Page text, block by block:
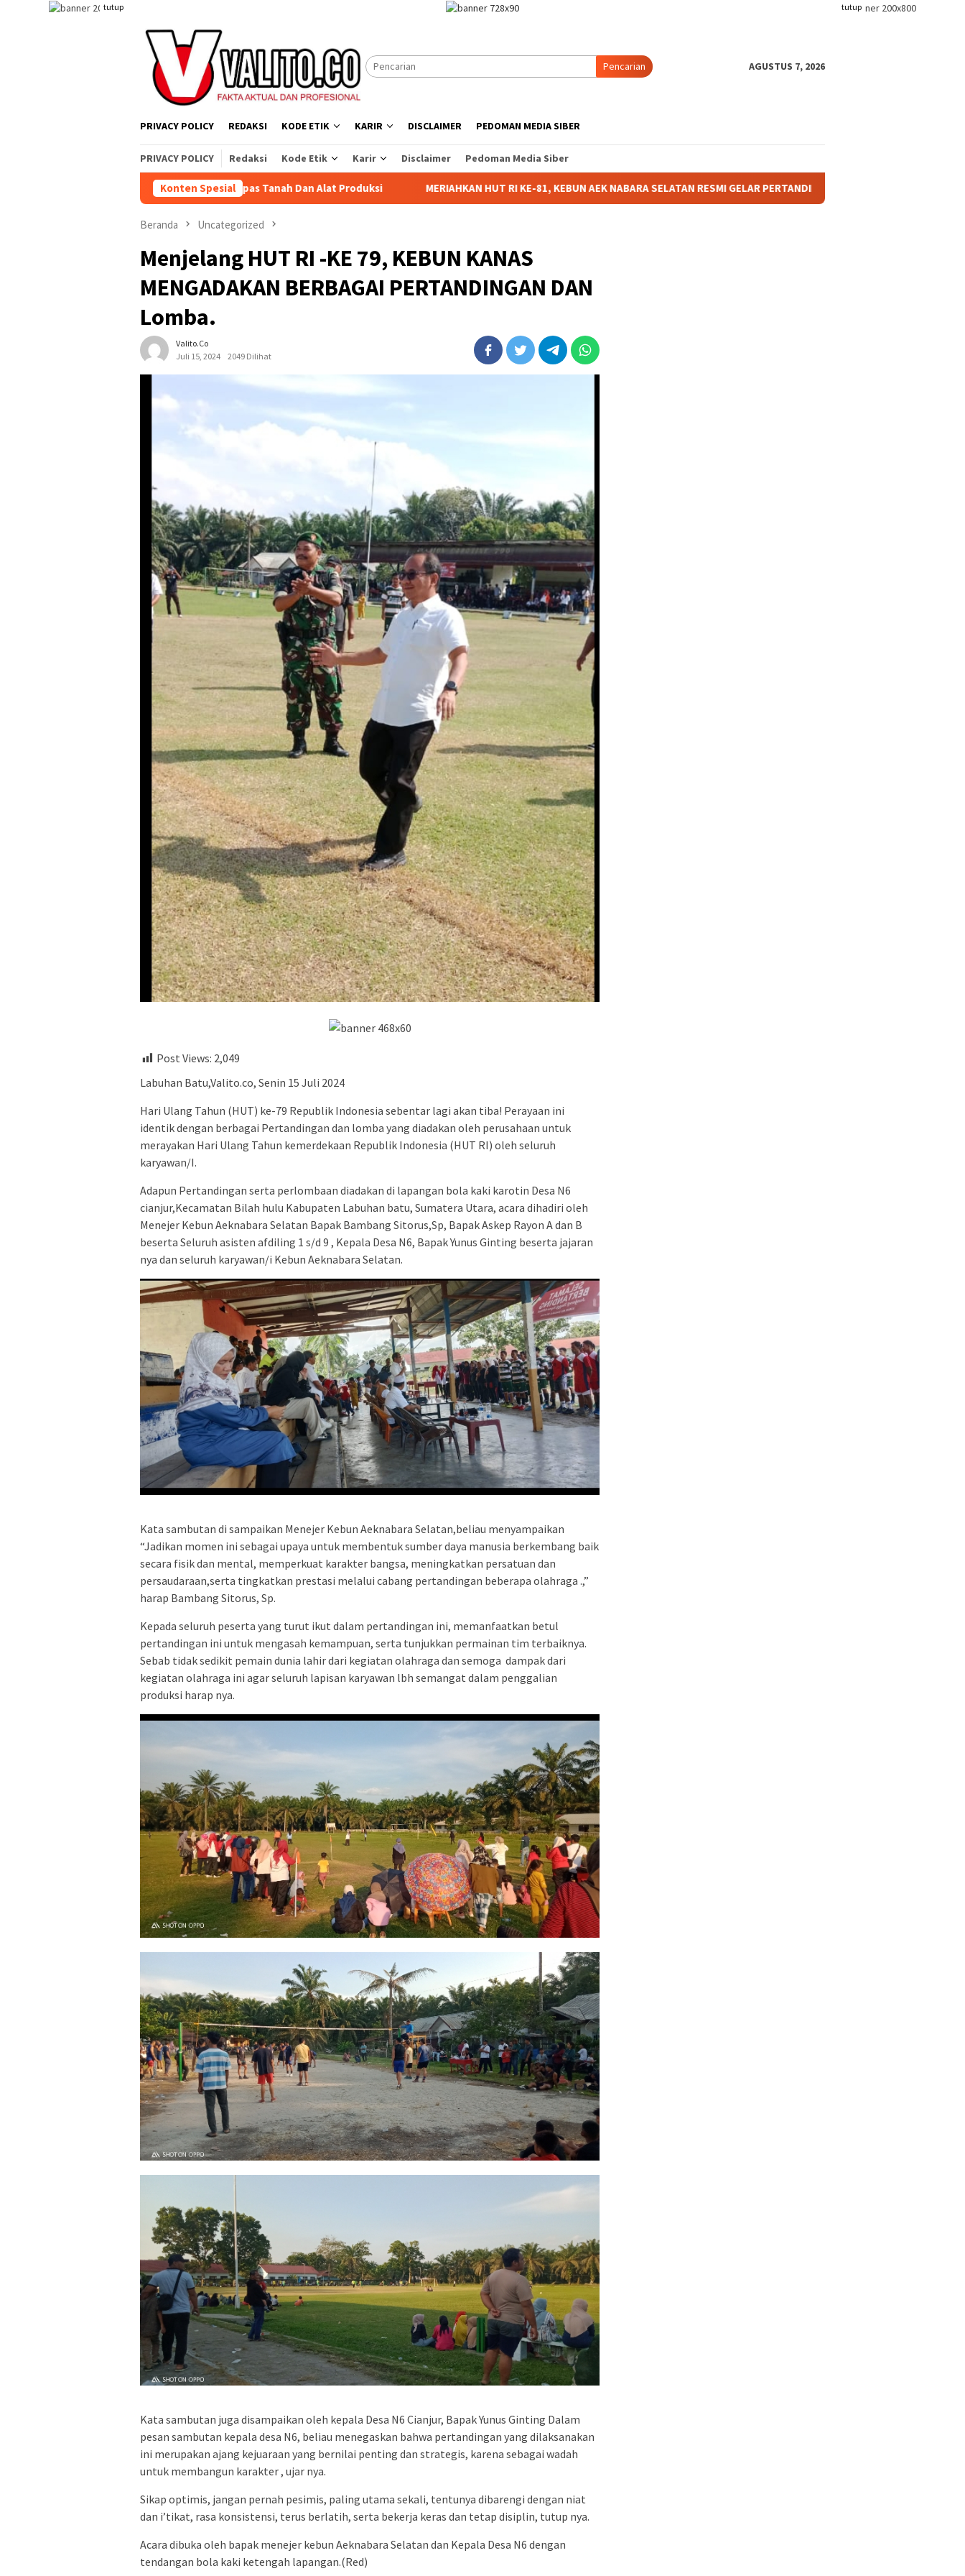
tutup tutup
Pencarian AGUSTUS 7, 2026
PRIVACY POLICY REDAKSI KODE ETIK KARIR DISCLAIMER PEDOMAN MEDIA SIBER
PRIVACY POLICY Redaksi Kode Etik Karir Disclaimer Pedoman Media Siber
Konten Spesial
Sistem yang Merampas Tanah Dan Alat Produksi MERIAHKAN HUT RI KE-81, KEBUN AEK NABARA SELATAN RESMI GELAR PERTANDINGAN OLAHRAGA ANTAR BAGIAN DAN AFDELING
Beranda Uncategorized
Menjelang HUT RI -KE 79, KEBUN KANAS
MENGADAKAN BERBAGAI PERTANDINGAN DAN
Lomba.
Valito.co
Juli 15, 2024
2049 Dilihat
Post Views: 2,049
Labuhan Batu,Valito.co, Senin 15 Juli 2024
Hari Ulang Tahun (HUT) ke-79 Republik Indonesia sebentar lagi akan tiba! Perayaan ini
identik dengan berbagai Pertandingan dan lomba yang diadakan oleh perusahaan untuk
merayakan Hari Ulang Tahun kemerdekaan Republik Indonesia (HUT RI) oleh seluruh
karyawan/I.
Adapun Pertandingan serta perlombaan diadakan di lapangan bola kaki karotin Desa N6
cianjur,Kecamatan Bilah hulu Kabupaten Labuhan batu, Sumatera Utara, acara dihadiri oleh
Menejer Kebun Aeknabara Selatan Bapak Bambang Sitorus,Sp, Bapak Askep Rayon A dan B
beserta Seluruh asisten afdiling 1 s/d 9 , Kepala Desa N6, Bapak Yunus Ginting beserta jajaran
nya dan seluruh karyawan/i Kebun Aeknabara Selatan.
Kata sambutan di sampaikan Menejer Kebun Aeknabara Selatan,beliau menyampaikan
“Jadikan momen ini sebagai upaya untuk membentuk sumber daya manusia berkembang baik
secara fisik dan mental, memperkuat karakter bangsa, meningkatkan persatuan dan
persaudaraan,serta tingkatkan prestasi melalui cabang pertandingan beberapa olahraga .,”
harap Bambang Sitorus, Sp.
Kepada seluruh peserta yang turut ikut dalam pertandingan ini, memanfaatkan betul
pertandingan ini untuk mengasah kemampuan, serta tunjukkan permainan tim terbaiknya.
Sebab tidak sedikit pemain dunia lahir dari kegiatan olahraga dan semoga dampak dari
kegiatan olahraga ini agar seluruh lapisan karyawan lbh semangat dalam penggalian
produksi harap nya.
Kata sambutan juga disampaikan oleh kepala Desa N6 Cianjur, Bapak Yunus Ginting Dalam
pesan sambutan kepala desa N6, beliau menegaskan bahwa pertandingan yang dilaksanakan
ini merupakan ajang kejuaraan yang bernilai penting dan strategis, karena sebagai wadah
untuk membangun karakter , ujar nya.
Sikap optimis, jangan pernah pesimis, paling utama sekali, tentunya dibarengi dengan niat
dan i’tikat, rasa konsistensi, terus berlatih, serta bekerja keras dan tetap disiplin, tutup nya.
Acara dibuka oleh bapak menejer kebun Aeknabara Selatan dan Kepala Desa N6 dengan
tendangan bola kaki ketengah lapangan.(Red)